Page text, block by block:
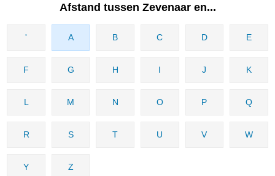
Afstand tussen Zevenaar en...
' A B C D E
F G H I J K
L M N O P Q
R S T U V W
Y Z